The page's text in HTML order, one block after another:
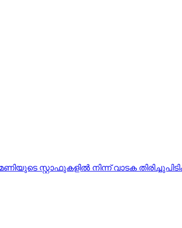
സ്റ്റാഫുകളില്‍ നിന്ന് വാടക